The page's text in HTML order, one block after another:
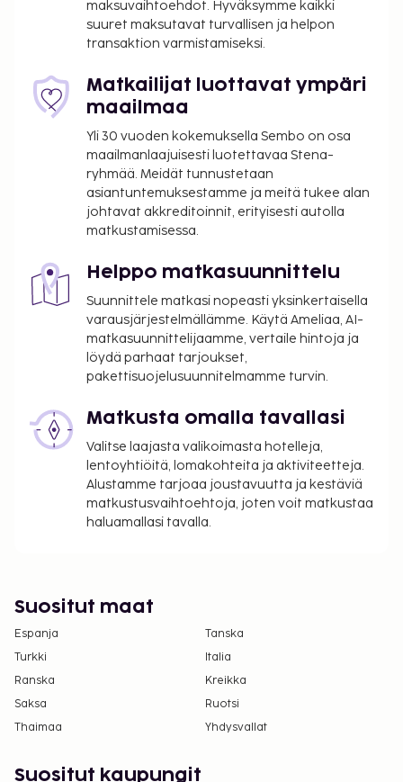
express-uloskirjautuminen ja ilmaiset sanomalehdet
aulassa. Tämä hotelli tarjoaa asiakkailleen 130
konferenssitila ja 2 kokoushuonetta. Palveluihin
kuuluu ilmainen pysäköinti. Hyödynnä terassi,
Tämän hotellin palveluihin kuuluu muun muassa
televisio yleisissä tiloissa, juhlasali ja
myyntiautomaatti. Tämä hotelli tarjoaa
asiakkailleen välipalabaarin/delin ja huonepalvelun
(rajoitettuina aikoina). Maksullinen buffetaamiainen
majoituspaikan virallisen tähtiluokituksen on
myöntänyt Ranskan turismin kehitysjärjestö ATOUT.
Majoituspaikka veloittaa seuraavat paikan päällä
suoritettavat maksut. Maksuihin saattaa sisältyä
sovellettavat verot:
yö. Tätä veroa ei peritä alle 18 vuotta vanhoilta
lapsilta.
Tässä on mainittu kaikki majoituspaikan meille
ilmoittamat maksut.
Maksu buffetaamiaisesta: noin 10.90 EUR
Yllä oleva luettelo ei ehkä kata kaikkea. Maksut ja
takuumaksut eivät välttämättä sisällä veroja, ja ne
saattavat muuttua.
Kansallisten määräysten vuoksi käteismaksut
eivät voi ylittää 1000 EUR:n suuruista summaa
ottamalla yhteyttä majoituspaikkaan
maksuvaihtoehdot. Hyväksymme kaikki
suuret maksutavat turvallisen ja helpon
transaktion varmistamiseksi.
Matkailijat luottavat ympäri
maailmaa
Yli 30 vuoden kokemuksella Sembo on osa
maailmanlaajuisesti luotettavaa Stena-
ryhmää. Meidät tunnustetaan
asiantuntemuksestamme ja meitä tukee alan
johtavat akkreditoinnit, erityisesti autolla
matkustamisessa.
Helppo matkasuunnittelu
Suunnittele matkasi nopeasti yksinkertaisella
varausjärjestelmällämme. Käytä Ameliaa, AI-
matkasuunnittelijaamme, vertaile hintoja ja
löydä parhaat tarjoukset,
pakettisuojelusuunnitelmamme turvin.
Matkusta omalla tavallasi
Valitse laajasta valikoimasta hotelleja,
lentoyhtiöitä, lomakohteita ja aktiviteetteja.
Alustamme tarjoaa joustavuutta ja kestäviä
matkustusvaihtoehtoja, joten voit matkustaa
haluamallasi tavalla.
Suositut maat
Espanja
Tanska
Turkki
Italia
Ranska
Kreikka
Saksa
Ruotsi
Thaimaa
Yhdysvallat
Suositut kaupungit